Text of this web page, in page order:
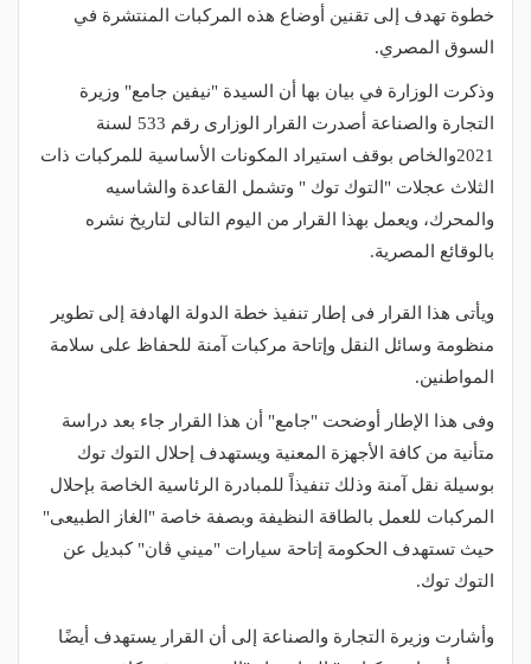
خطوة تهدف إلى تقنين أوضاع هذه المركبات المنتشرة في
السوق المصري.
وذكرت الوزارة في بيان بها أن السيدة "نيفين جامع" وزيرة
التجارة والصناعة أصدرت القرار الوزارى رقم 533 لسنة
2021والخاص بوقف استيراد المكونات الأساسية للمركبات ذات
الثلاث عجلات "التوك توك " وتشمل القاعدة والشاسيه
والمحرك، ويعمل بهذا القرار من اليوم التالى لتاريخ نشره
بالوقائع المصرية.
ويأتى هذا القرار فى إطار تنفيذ خطة الدولة الهادفة إلى تطوير
منظومة وسائل النقل وإتاحة مركبات آمنة للحفاظ على سلامة
المواطنين.
وفى هذا الإطار أوضحت "جامع" أن هذا القرار جاء بعد دراسة
متأنية من كافة الأجهزة المعنية ويستهدف إحلال التوك توك
بوسيلة نقل آمنة وذلك تنفيذاً للمبادرة الرئاسية الخاصة بإحلال
المركبات للعمل بالطاقة النظيفة وبصفة خاصة "الغاز الطبيعى"
حيث تستهدف الحكومة إتاحة سيارات "ميني ڤان" كبديل عن
التوك توك.
وأشارت وزيرة التجارة والصناعة إلى أن القرار يستهدف أيضًا